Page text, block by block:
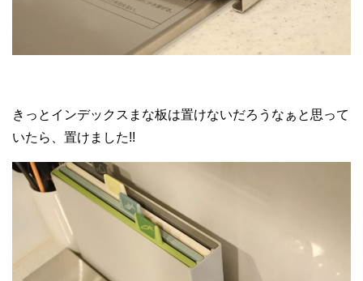
きっとインデックスまな板は置けないだろうなぁと思って
いたら、置けました!!